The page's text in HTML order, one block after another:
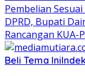
Pembelian
DPRD, Bupati
Rancangan KUA-
Beli Tema Ini